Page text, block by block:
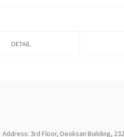
DETAIL
Address: 3rd Floor, Deoksan Building,